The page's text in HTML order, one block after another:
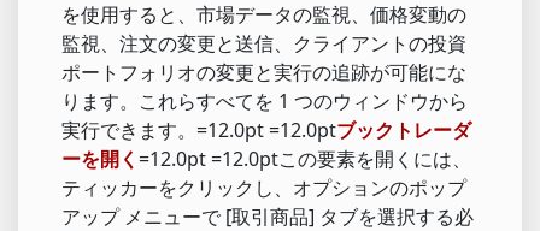
を使用すると、市場データの監視、価格変動の
監視、注文の変更と送信、クライアントの投資
ポートフォリオの変更と実行の追跡が可能にな
ります。これらすべてを 1 つのウィンドウから
実行できます。=12.0pt =12.0ptブックトレーダ
ーを開く =12.0pt =12.0ptこの要素を開くには、
ティッカーをクリックし、オプションのポップ
アップ メニューで [取引商品] タブを選択する必